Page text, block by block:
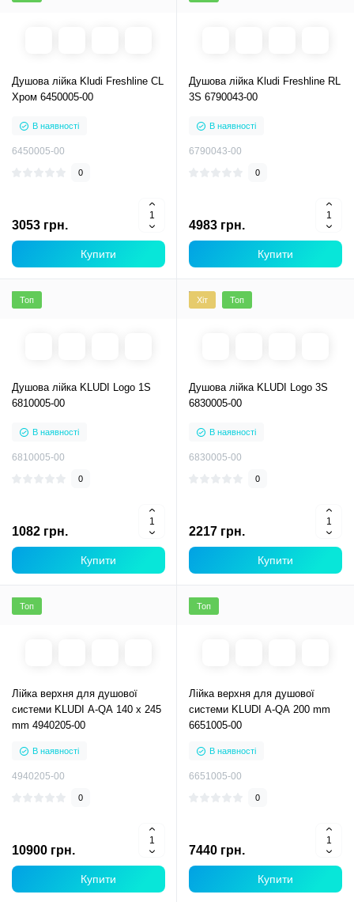
Душова лійка Kludi Freshline CL
Хром 6450005-00
В наявності
6450005-00
0
3053 грн.
Купити
Душова лійка Kludi Freshline RL
3S 6790043-00
В наявності
6790043-00
0
4983 грн.
Купити
Топ
Душова лійка KLUDI Logo 1S
6810005-00
В наявності
6810005-00
0
1082 грн.
Купити
Хіт Топ
Душова лійка KLUDI Logo 3S
6830005-00
В наявності
6830005-00
0
2217 грн.
Купити
Топ
Лійка верхня для душової
системи KLUDI A-QA 140 x 245
mm 4940205-00
В наявності
4940205-00
0
10900 грн.
Купити
Топ
Лійка верхня для душової
системи KLUDI A-QA 200 mm
6651005-00
В наявності
6651005-00
0
7440 грн.
Купити